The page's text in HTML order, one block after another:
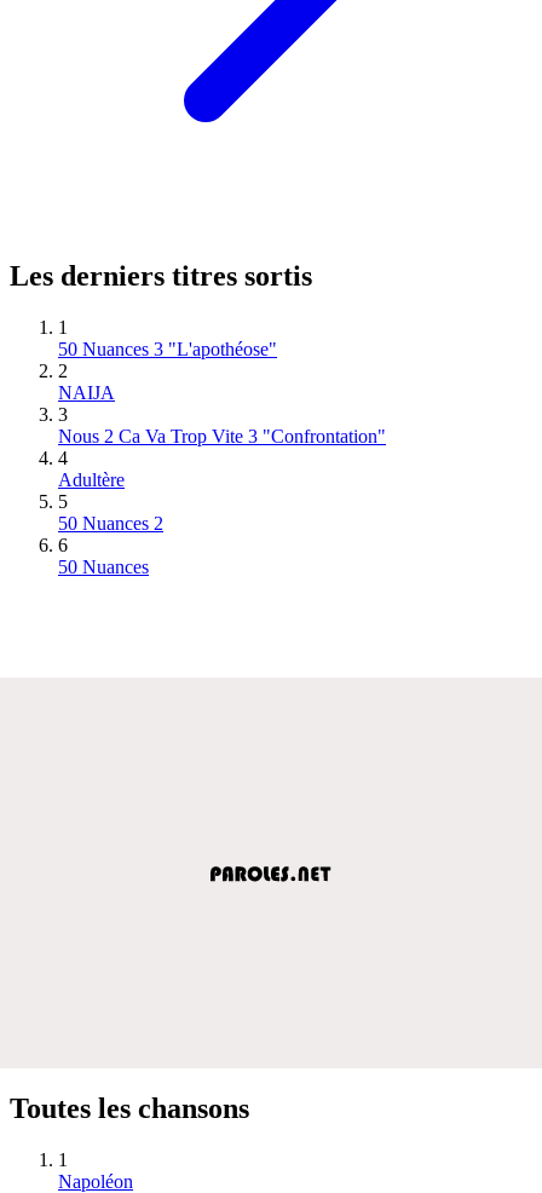
Les derniers titres sortis
1
50 Nuances 3 "L'apothéose"
2
NAIJA
3
Nous 2 Ca Va Trop Vite 3 "Confrontation"
4
Adultère
5
50 Nuances 2
6
50 Nuances
Toutes les chansons
1
Napoléon